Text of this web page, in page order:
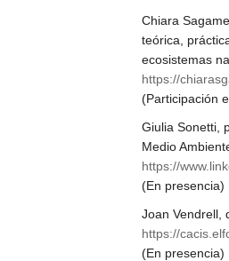
Chiara
teórica,
ecosistemas
https://
(Participación
Giulia Sonetti,
Medio
https://
(En presencia)
Joan Vendrell,
https://
(En presencia)